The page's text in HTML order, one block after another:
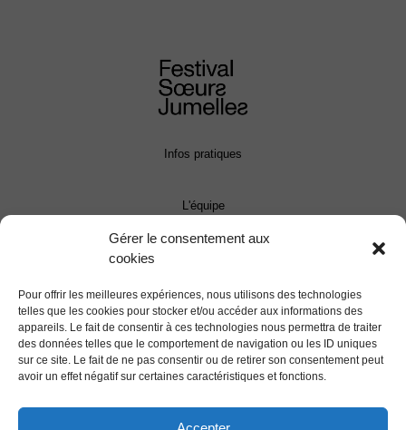
Gérer le consentement aux
cookies
Pour offrir les meilleures expériences, nous utilisons des technologies
telles que les cookies pour stocker et/ou accéder aux informations des
appareils. Le fait de consentir à ces technologies nous permettra de traiter
des données telles que le comportement de navigation ou les ID uniques
sur ce site. Le fait de ne pas consentir ou de retirer son consentement peut
avoir un effet négatif sur certaines caractéristiques et fonctions.
Infos pratiques
L'équipe
Presse
Programmation
Le Festival